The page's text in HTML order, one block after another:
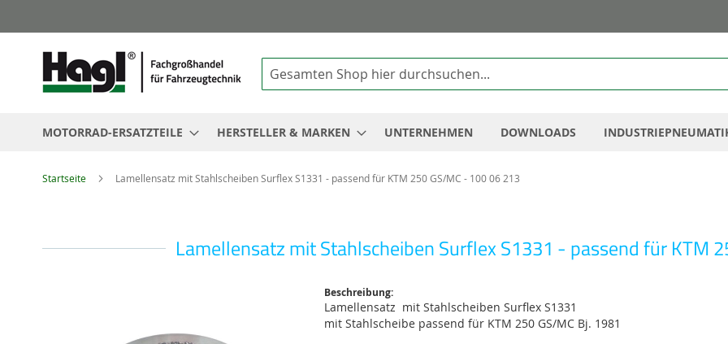
Inhalt
MOTORRAD-ERSATZTEILE HERSTELLER & MARKEN UNTERNEHMEN DOWNLOADS
Startseite Lamellensatz mit Stahlscheiben Surflex S1331 - passend für KTM 250 GS/MC - 100 06 213
Lamellensatz mit Stahlscheiben Surflex S1331 - passend für KTM
Beschreibung:
Lamellensatz mit Stahlscheiben Surflex S1331
mit Stahlscheibe passend für KTM 250 GS/MC Bj. 1981